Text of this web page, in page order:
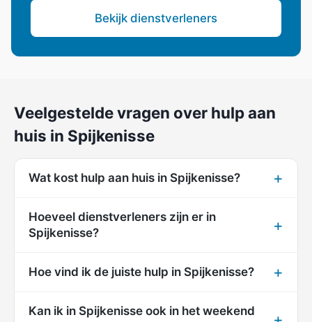
Bekijk dienstverleners
Veelgestelde vragen over hulp aan
huis in Spijkenisse
Wat kost hulp aan huis in Spijkenisse?
Hoeveel dienstverleners zijn er in
Spijkenisse?
Hoe vind ik de juiste hulp in Spijkenisse?
Kan ik in Spijkenisse ook in het weekend